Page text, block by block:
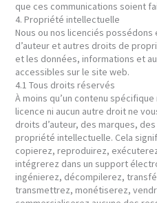
que ces communications soient
4. Propriété intellectuelle
Nous ou nos licenciés
d’auteur et autres droits de
et les données, informations et
accessibles sur le site web.
4.1 Tous droits réservés
À moins qu’un contenu
licence ni aucun autre droit ne
droits d’auteur, des marques,
propriété intellectuelle. Cela
copierez, reproduirez,
intégrerez dans un support
ingénierez, décompilerez,
transmettrez, monétiserez,